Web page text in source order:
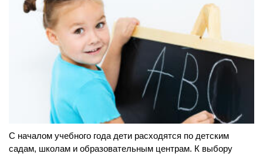
С началом учебного года дети расходятся по детским
садам, школам и образовательным центрам. К выбору